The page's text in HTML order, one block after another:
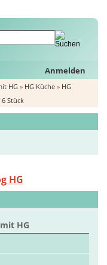
Anmelden
HG » HG Küche » HG
Stück
HG
mit HG